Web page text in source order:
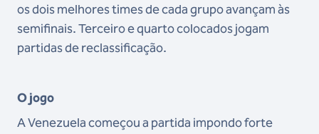
os dois melhores times de cada grupo avançam às
semifinais. Terceiro e quarto colocados jogam
partidas de reclassificação.
O jogo
A Venezuela começou a partida impondo forte